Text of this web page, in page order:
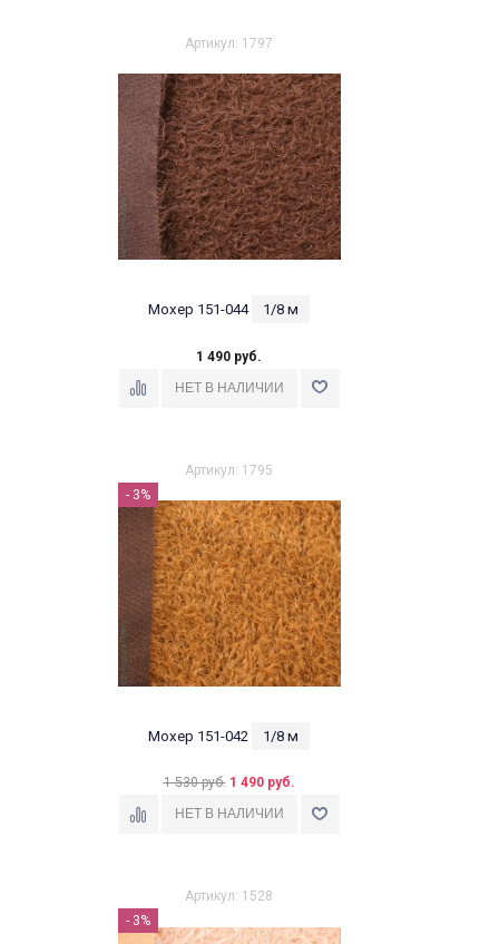
Артикул: 1797
Мохер 151-044 1/8 м
1 490 руб.
Артикул: 1795
- 3%
Мохер 151-042 1/8 м
1 530 руб. 1 490 руб.
Артикул: 1528
- 3%